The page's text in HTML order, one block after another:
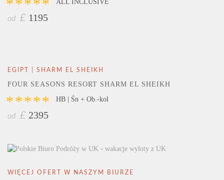
***** ALL INCLUSIVE
od £ 1195
EGIPT | SHARM EL SHEIKH
FOUR SEASONS RESORT SHARM EL SHEIKH
***** HB | Śn + Ob.-kol
od £ 2395
WIĘCEJ OFERT W NASZYM BIURZE